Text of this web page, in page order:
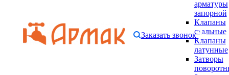
арматуры
запорной
Клапаны
стальные
Клапаны
латунные
Затворы
Заказать звонок